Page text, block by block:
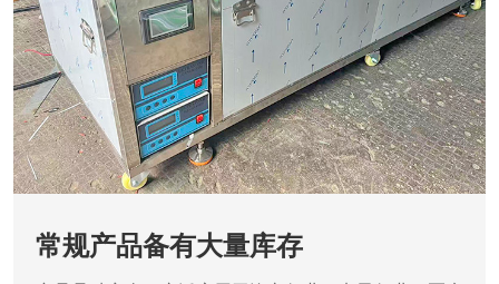
常规产品备有大量库存